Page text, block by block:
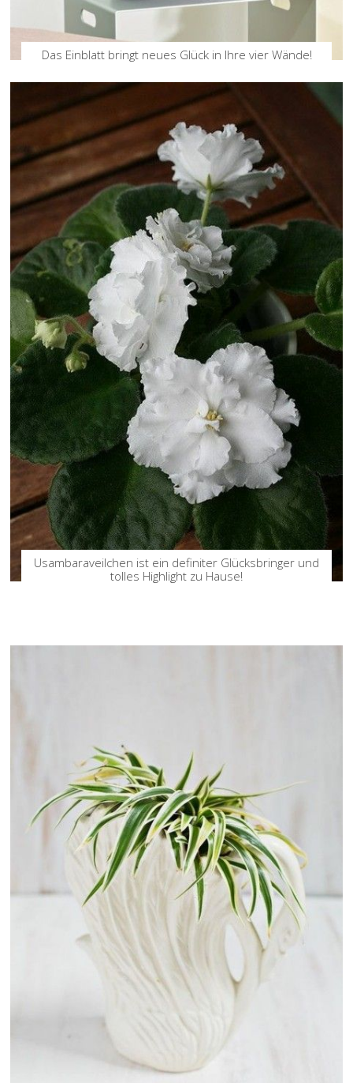
Das Einblatt bringt neues Glück in Ihre vier Wände!
Usambaraveilchen ist ein definiter Glücksbringer und
tolles Highlight zu Hause!